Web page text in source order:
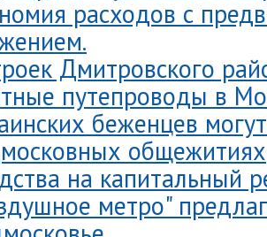
расходов с
Дмитровского
путепроводы в
беженцев
общежитиях
на капитальный
метро"